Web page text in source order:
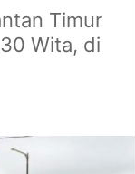
Timur
Wita, di